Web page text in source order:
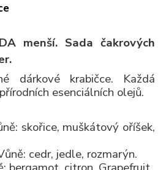
menší. Sada čakrových
dárkové krabičce. Každá
esenciálních olejů.
skořice, muškátový oříšek,
cedr, jedle, rozmarýn.